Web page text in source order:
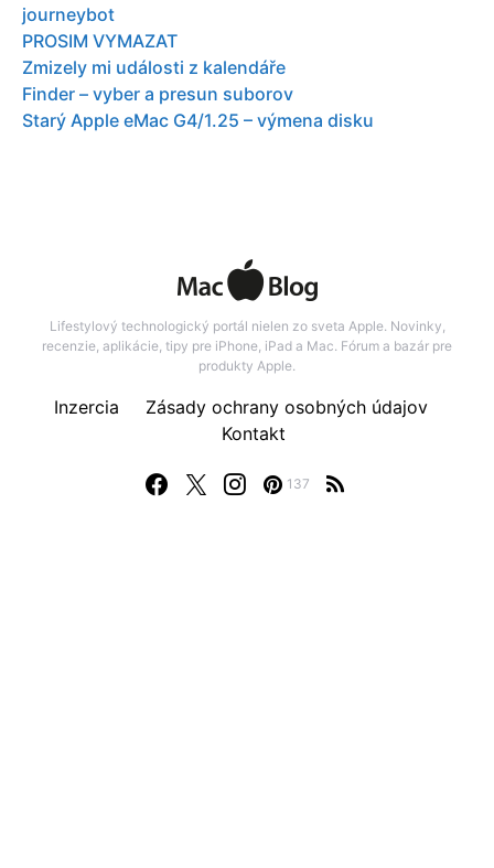
journeybot
PROSIM VYMAZAT
Zmizely mi události z kalendáře
Finder – vyber a presun suborov
Starý Apple eMac G4/1.25 – výmena disku
Lifestylový technologický portál nielen zo sveta Apple. Novinky,
recenzie, aplikácie, tipy pre iPhone, iPad a Mac. Fórum a bazár pre
produkty Apple.
137
Inzercia
Zásady ochrany osobných údajov
Kontakt